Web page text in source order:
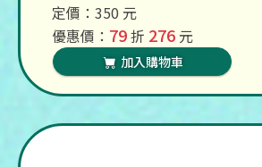
定價：350 元
優惠價： 79折 276 元
加入購物車